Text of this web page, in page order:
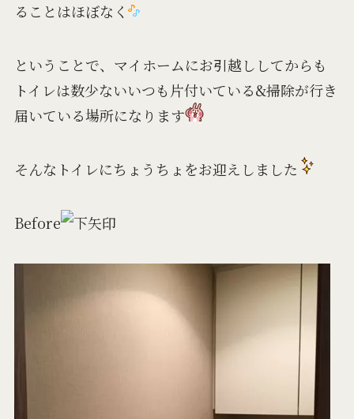
ることはほぼなく
ということで、マイホームにお引越ししてからも
トイレは数少ないいつも片付いている&掃除が行き
届いている場所になります
そんなトイレにちょうちょをお迎えしました
Before